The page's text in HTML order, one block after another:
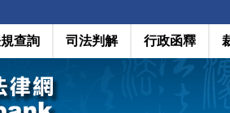
查詢 司法判解 行政函釋